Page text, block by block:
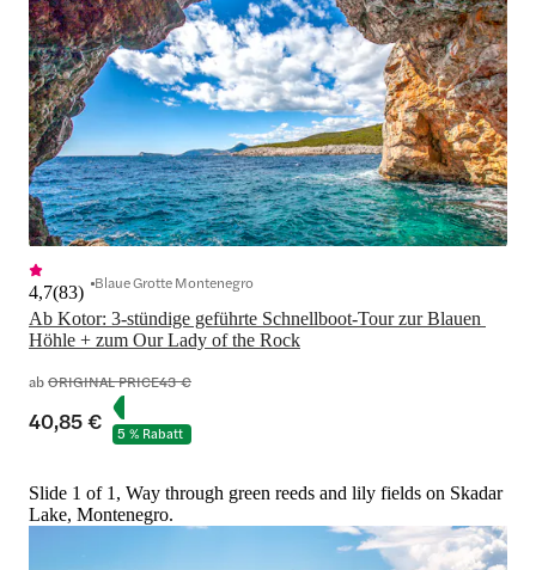
Ab Kotor: 3-stündige geführte Schnellboot-Tour zur Blauen
Höhle + zum Our Lady of the Rock
4,7(83) Blaue Grotte Montenegro
abORIGINAL PRICE43 €
40,85 € 5 % Rabatt
Slide 1 of 1, Way through green reeds and lily fields on Skadar
Lake, Montenegro.